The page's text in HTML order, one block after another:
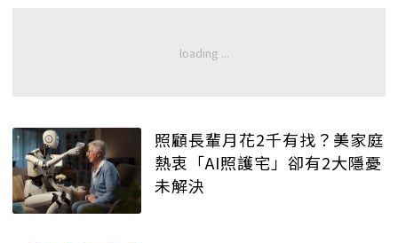
照顧長輩月花2千有找？美家庭
熱衷「AI照護宅」卻有2大隱憂
未解決